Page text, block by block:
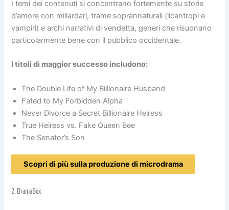
I temi dei contenuti si concentrano fortemente su storie
d’amore con miliardari, trame soprannaturali (licantropi e
vampiri) e archi narrativi di vendetta, generi che risuonano
particolarmente bene con il pubblico occidentale.
I titoli di maggior successo includono:
The Double Life of My Billionaire Husband
Fated to My Forbidden Alpha
Never Divorce a Secret Billionaire Heiress
True Heiress vs. Fake Queen Bee
The Senator’s Son
Scopri di più sulla produzione di microdrama
2. DramaBox